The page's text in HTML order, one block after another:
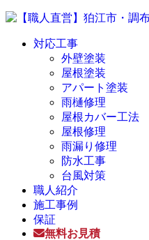
対応工事
外壁塗装
屋根塗装
アパート塗装
雨樋修理
屋根カバー工法
屋根修理
雨漏り修理
防水工事
台風対策
職人紹介
施工事例
保証
無料お見積